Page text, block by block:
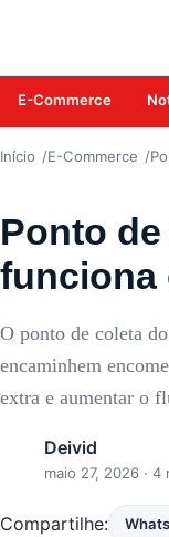
E-Commerce
Início E-Commerce
Ponto
funciona
O ponto de coleta
encaminhem
extra e aumentar o
Deivid
maio 27, 2026 · 4
Compartilhe: